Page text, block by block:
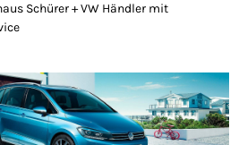
Schürer + VW Händler mit